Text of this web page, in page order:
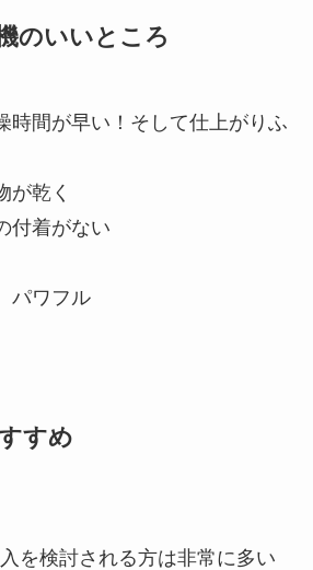
のいいところ
時間が早い！そして仕上がりふ
が乾く
付着がない
パワフル
すめ
を検討される方は非常に多い